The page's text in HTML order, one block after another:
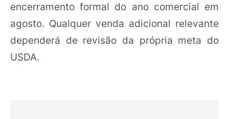
encerramento formal do ano comercial em
agosto. Qualquer venda adicional relevante
dependerá de revisão da própria meta do
USDA.